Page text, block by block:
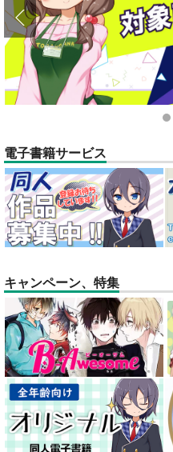
1
電子書籍サービス
キャンペーン、特集